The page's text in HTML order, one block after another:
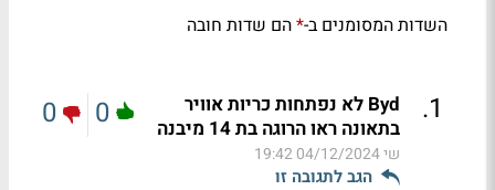
השדות המסומנים ב-*הם שדות חובה
1
.
Byd לא נפתחות כריות אוויר
בתאונה ראו הרוגה בת 14 מיבנה
שי04/12/2024 19:42
הגב לתגובה זו
0
0